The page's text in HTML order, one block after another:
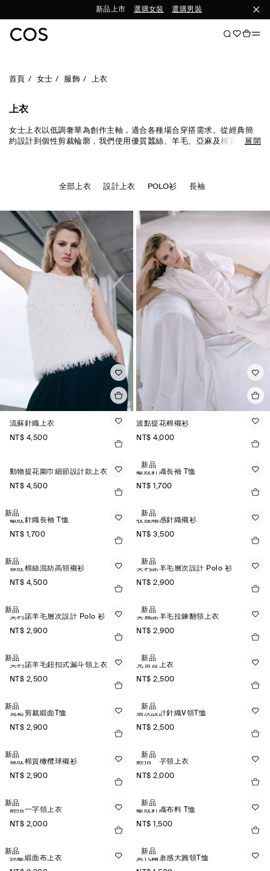
新品上市 選購女裝 選購男裝
首頁 女士 服飾 上衣
上衣
女士上衣以低調奢華為創作主軸，適合各種場合穿搭需求。從經典簡
約設計到個性剪裁輪廓，我們使用優質蠶絲、羊毛、亞麻及棉質材料展開
全部上衣 設計上衣 POLO衫 長袖
流蘇針織上衣
NT$ 4,500
波點提花棉襯衫
NT$ 4,000
動物提花圍巾細節設計款上衣
NT$ 4,500
新品
皺紋針織長袖 T恤
NT$ 1,700
新品
皺紋針織長袖 T恤
NT$ 1,700
新品
收腰縐感針織襯衫
NT$ 3,500
新品
條紋棉絲混紡高領襯衫
NT$ 4,500
新品
美利諾羊毛層次設計 Polo 衫
NT$ 2,900
新品
美利諾羊毛層次設計 Polo 衫
NT$ 2,900
新品
美麗諾羊毛拉鍊翻領上衣
NT$ 2,900
新品
美利諾羊毛鈕扣式漏斗領上衣
NT$ 2,500
新品
克雷普上衣
NT$ 2,500
新品
寬鬆剪裁緞面T恤
NT$ 2,900
新品
層次設計針織V領T恤
NT$ 2,500
新品
條紋棉質橄欖球襯衫
NT$ 2,900
新品
翻摺一字領上衣
NT$ 2,000
新品
翻摺一字領上衣
NT$ 2,000
新品
皺紋針織布料 T恤
NT$ 1,500
新品
抓皺緞面布上衣
新品
莫代爾垂感大圓領T恤